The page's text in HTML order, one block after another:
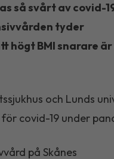
så svårt av covid-
tyder
högt BMI snarare är
och Lunds
covid-19 under
på Skånes